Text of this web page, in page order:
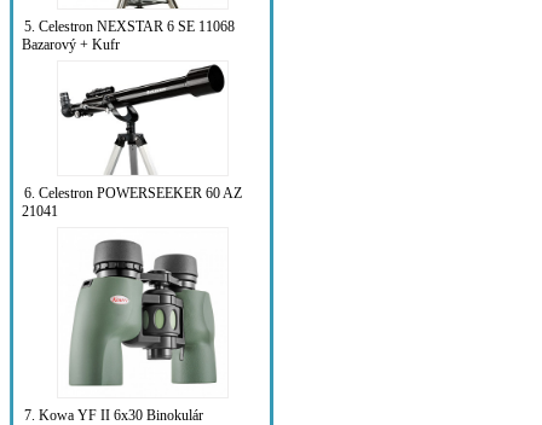
5. Celestron NEXSTAR 6 SE 11068
Bazarový + Kufr
6. Celestron POWERSEEKER 60 AZ
21041
7. Kowa YF II 6x30 Binokulár